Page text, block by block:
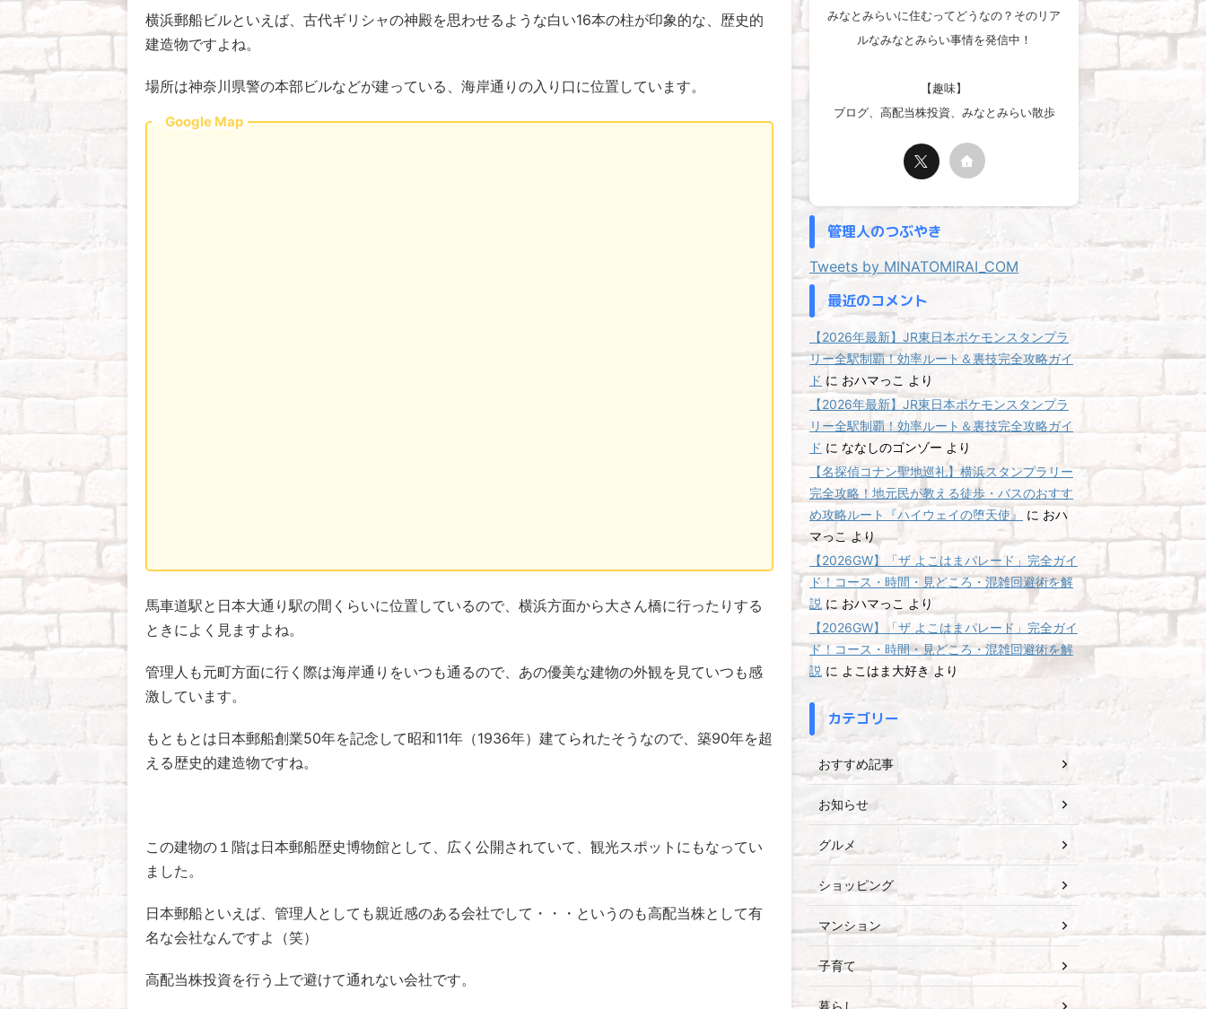
横浜郵船ビルといえば、古代ギリシャの神殿を思わせるような白い16本の柱が印象的な、歴史的
建造物ですよね。
場所は神奈川県警の本部ビルなどが建っている、海岸通りの入り口に位置しています。
Google Map
馬車道駅と日本大通り駅の間くらいに位置しているので、横浜方面から大さん橋に行ったりする
ときによく見ますよね。
管理人も元町方面に行く際は海岸通りをいつも通るので、あの優美な建物の外観を見ていつも感
激しています。
もともとは日本郵船創業50年を記念して昭和11年（1936年）建てられたそうなので、築90年を超
える歴史的建造物ですね。
この建物の１階は日本郵船歴史博物館として、広く公開されていて、観光スポットにもなってい
ました。
日本郵船といえば、管理人としても親近感のある会社でして・・・というのも高配当株として有
名な会社なんですよ（笑）
高配当株投資を行う上で避けて通れない会社です。
みなとみらいに住むってどうなの？そのリア
ルなみなとみらい事情を発信中！
【趣味】
ブログ、高配当株投資、みなとみらい散歩
管理人のつぶやき
Tweets by MINATOMIRAI_COM
最近のコメント
【2026年最新】JR東日本ポケモンスタンプラ
リー全駅制覇！効率ルート＆裏技完全攻略ガイ
ド に おハマっこ より
【2026年最新】JR東日本ポケモンスタンプラ
リー全駅制覇！効率ルート＆裏技完全攻略ガイ
ド に ななしのゴンゾー より
【名探偵コナン聖地巡礼】横浜スタンプラリー
完全攻略！地元民が教える徒歩・バスのおすす
め攻略ルート『ハイウェイの堕天使』
に おハ
マっこより
【2026GW】「ザ よこはまパレード」完全ガイ
ド！コース・時間・見どころ・混雑回避術を解
説 に おハマっこ より
【2026GW】「ザ よこはまパレード」完全ガイ
ド！コース・時間・見どころ・混雑回避術を解
説 に よこはま大好きより
カテゴリー
おすすめ記事
お知らせ
グルメ
ショッピング
マンション
子育て